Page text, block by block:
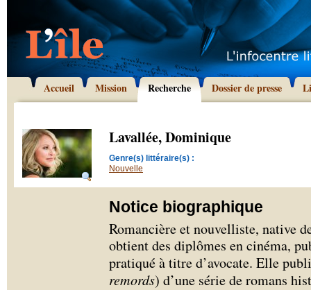
Accueil Mission Recherche Dossier de presse
Lavallée, Dominique
Genre(s) littéraire(s) :
Nouvelle
Notice biographique
Romancière et nouvelliste, native
obtient des diplômes en cinéma,
pratiqué à titre d’avocate. Elle
remords) d’une série de romans